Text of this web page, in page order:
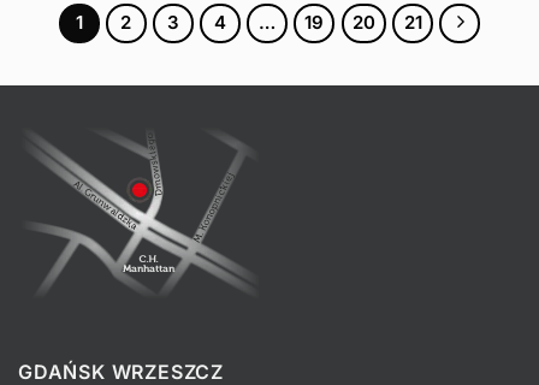
1 2 3 4 … 19 20 21
GDAŃSK WRZESZCZ